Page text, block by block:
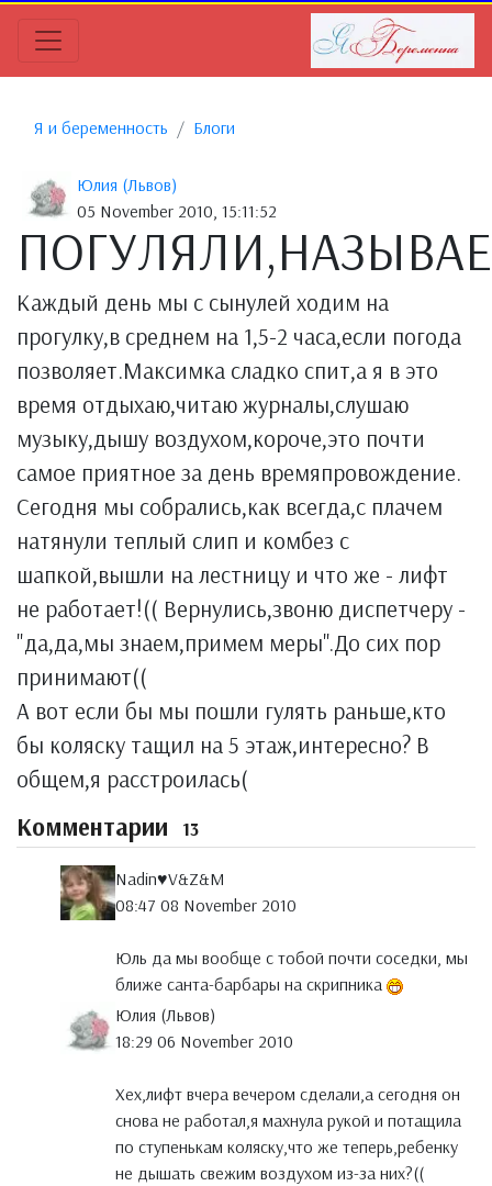
Я и беременность Блоги
Юлия (Львов)
05 November 2010, 15:11:52
Каждый день мы с сынулей ходим на
прогулку,в среднем на 1,5-2 часа,если погода
позволяет.Максимка сладко спит,а я в это
время отдыхаю,читаю журналы,слушаю
музыку,дышу воздухом,короче,это почти
самое приятное за день времяпровождение.
Сегодня мы собрались,как всегда,с плачем
натянули теплый слип и комбез с
шапкой,вышли на лестницу и что же - лифт
не работает!(( Вернулись,звоню диспетчеру -
"да,да,мы знаем,примем меры".До сих пор
принимают((
А вот если бы мы пошли гулять раньше,кто
бы коляску тащил на 5 этаж,интересно? В
общем,я расстроилась(
Комментарии 13
Nadin♥V&Z&M
08:47 08 November 2010
Юль да мы вообще с тобой почти соседки, мы
ближе санта-барбары на скрипника
Юлия (Львов)
18:29 06 November 2010
Хех,лифт вчера вечером сделали,а сегодня он
снова не работал,я махнула рукой и потащила
по ступенькам коляску,что же теперь,ребенку
не дышать свежим воздухом из-за них?((